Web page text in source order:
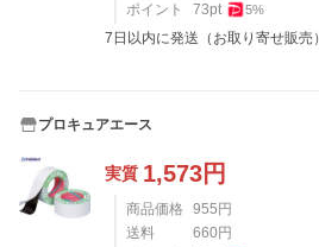
ポイント
73pt 5%
7日以内に発送（お取り寄せ販売
プロキュアエース
実質 1,573円
商品価格 955 円
送料
660 円